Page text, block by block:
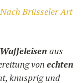
Brüsseler Art
aus
von echten
knusprig und